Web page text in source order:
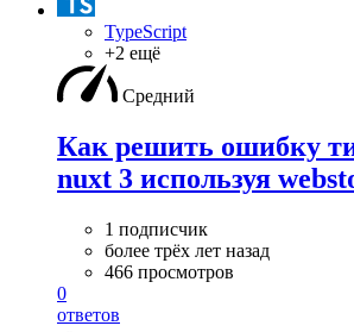
TypeScript
+2 ещё
Средний
Как решить ошибку
nuxt 3 используя
1 подписчик
более трёх лет назад
466 просмотров
0
ответов